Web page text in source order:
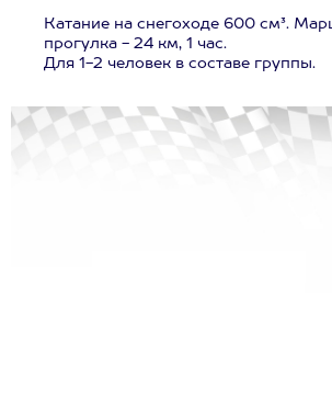
Катание на снегоходе 600 см³.
прогулка - 24 км, 1 час.
Для 1-2 человек в составе группы.